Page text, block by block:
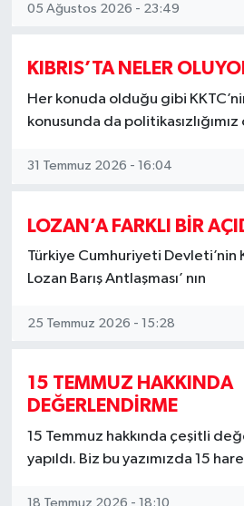
05 Ağustos 2026 - 23:49
KIBRIS’TA NELER
Her konuda olduğu gibi
konusunda da politikasızlığımız
31 Temmuz 2026 - 16:04
LOZAN’A FARKLI BİR
Türkiye Cumhuriyeti Devleti’nin
Lozan Barış Antlaşması’ nın
25 Temmuz 2026 - 15:28
15 TEMMUZ HAKKINDA
DEĞERLENDİRME
15 Temmuz hakkında çeşitli
yapıldı. Biz bu yazımızda 15
18 Temmuz 2026 - 18:10